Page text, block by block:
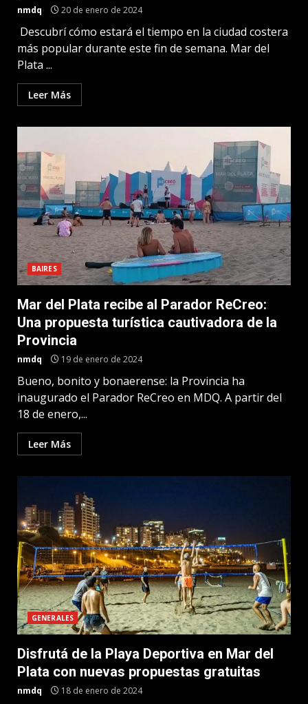
nmdq 20 de enero de 2024
Descubrí cómo estará el tiempo en la ciudad costera
más popular durante este fin de semana. Mar del
Plata ...
Leer Más
BAIRES
Mar del Plata recibe al Parador ReCreo:
Una propuesta turística cautivadora de la
Provincia
nmdq 19 de enero de 2024
Bueno, bonito y bonaerense: la Provincia ha
inaugurado el Parador ReCreo en MDQ. A partir del
18 de enero,...
Leer Más
GENERALES
Disfrutá de la Playa Deportiva en Mar del
Plata con nuevas propuestas gratuitas
nmdq 18 de enero de 2024